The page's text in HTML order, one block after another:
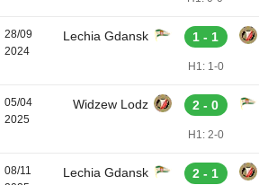
28/09
2024
Lechia Gdansk 1 - 1
H1: 1-0
05/04
2025
Widzew Lodz 2 - 0
H1: 2-0
08/11
Lechia Gdansk 2 - 1